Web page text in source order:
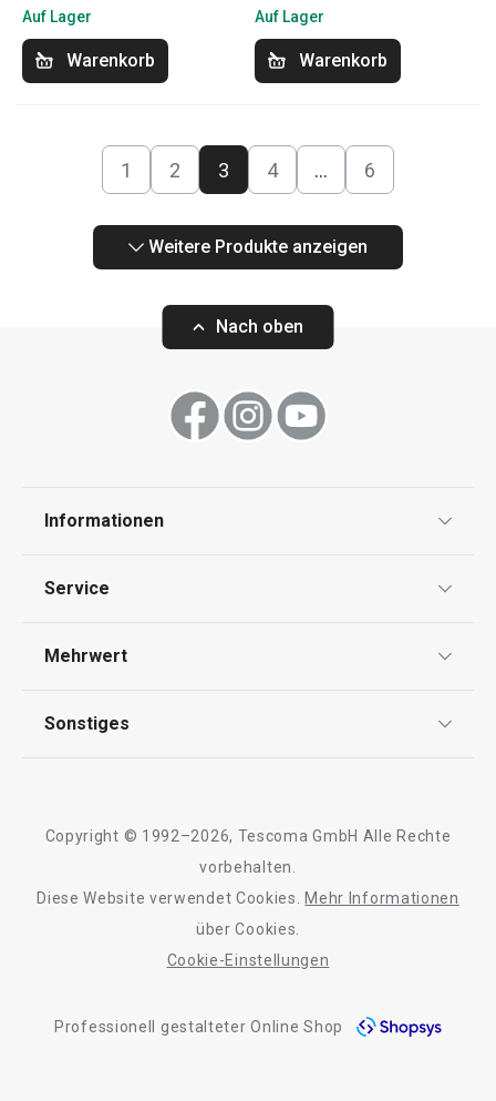
Auf Lager
Warenkorb
Auf Lager
Warenkorb
1 2 3 4 … 6
Weitere Produkte anzeigen
Nach oben
Informationen
Impressum
Service
Kontaktformular
Mehrwert
Qualität
Sonstiges
Barrierefreiheit
Copyright © 1992–2026, Tescoma GmbH Alle Rechte
vorbehalten.
Diese Website verwendet Cookies.
Mehr Informationen
über Cookies.
Cookie-Einstellungen
Professionell gestalteter Online Shop